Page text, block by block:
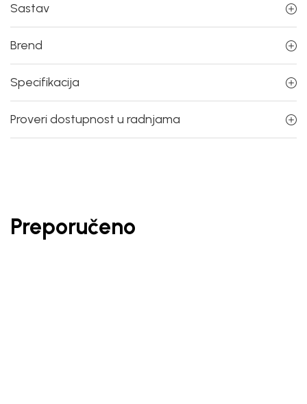
Sastav
Brend
Specifikacija
Proveri dostupnost u radnjama
Preporučeno